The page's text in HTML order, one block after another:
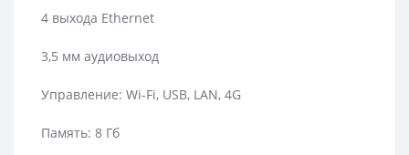
4 выхода Ethernet
3,5 мм аудиовыход
Управление: Wi-Fi, USB, LAN, 4G
Память: 8 Гб